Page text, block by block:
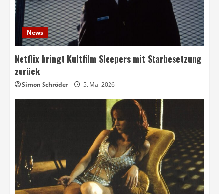
News
Netflix bringt Kultfilm Sleepers mit Starbesetzung
zurück
Simon Schröder 5. Mai 2026